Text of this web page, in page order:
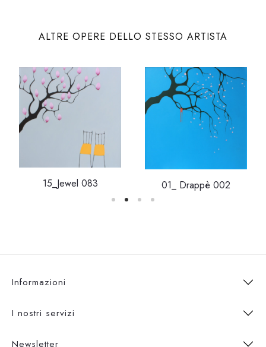
ALTRE OPERE DELLO STESSO ARTISTA
15_Jewel 083 01_ Drappè 002
Informazioni
I nostri servizi
Newsletter